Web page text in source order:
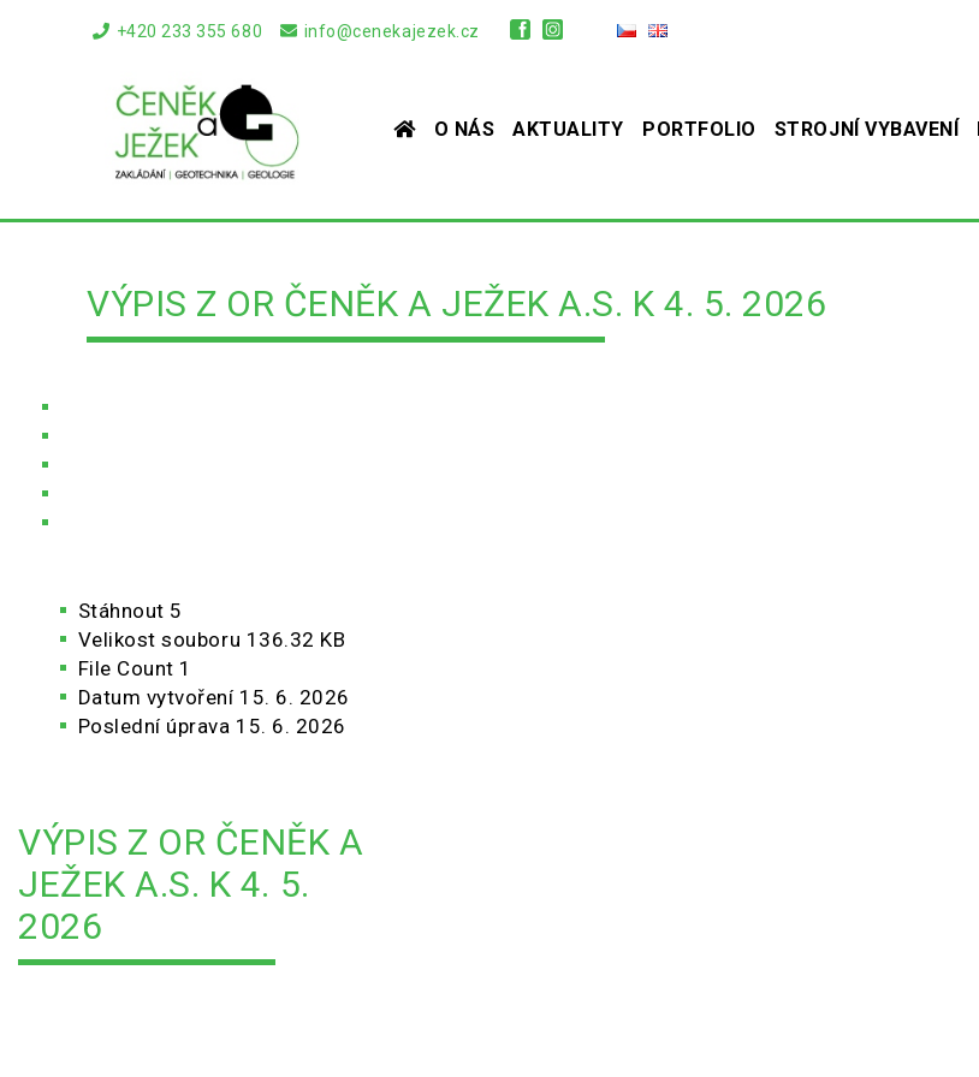
+420 233 355 680 info@cenekajezek.cz
O NÁS AKTUALITY PORTFOLIO STROJNÍ VYBAVENÍ
VÝPIS Z OR ČENĚK A JEŽEK A.S. K 4. 5. 2026
Stáhnout 5
Velikost souboru 136.32 KB
File Count 1
Datum vytvoření 15. 6. 2026
Poslední úprava 15. 6. 2026
VÝPIS Z OR ČENĚK A
JEŽEK A.S. K 4. 5.
2026